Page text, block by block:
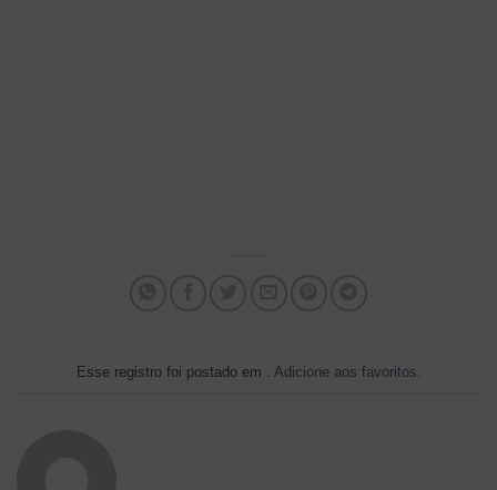
Esse registro foi postado em . Adicione aos favoritos